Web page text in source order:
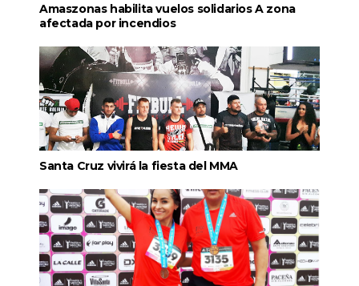
Amaszonas habilita vuelos solidarios A zona
afectada por incendios
Santa Cruz vivirá la fiesta del MMA